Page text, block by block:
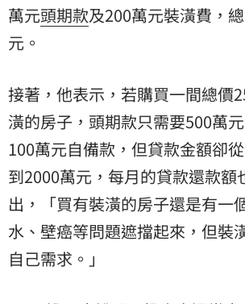
萬元頭期款及200萬元裝潢費，
元。
接著，他表示，若購買一間總價
潢的房子，頭期款只需要500萬
100萬元自備款，但貸款金額卻
到2000萬元，每月的貸款還款額
出，「買有裝潢的房子還是有一
水、壁癌等問題遮擋起來，但裝
自己需求。」